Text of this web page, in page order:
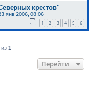
крестов"
янв 2006, 08:06
1 2 3 4 5 6
из 1
Перейти